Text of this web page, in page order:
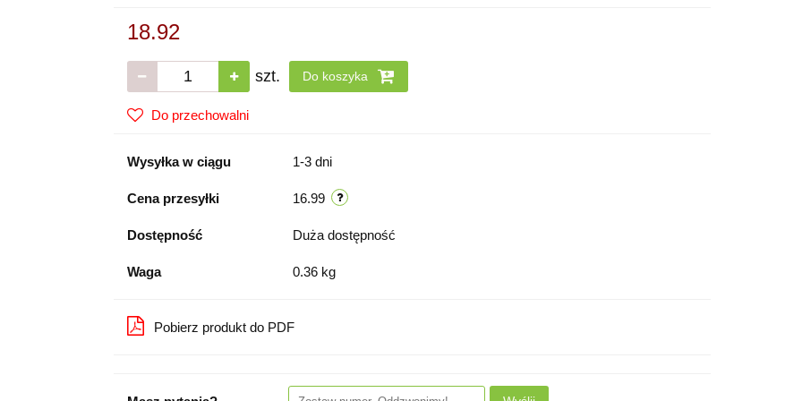
18.92
szt. Do koszyka
Do przechowalni
Wysyłka w ciągu 1-3 dni
Cena przesyłki 16.99
Dostępność Duża dostępność
Waga 0.36 kg
Pobierz produkt do PDF